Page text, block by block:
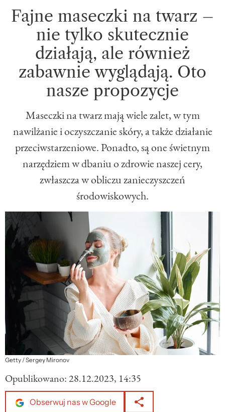
Fajne maseczki na twarz –
nie tylko skutecznie
działają, ale również
zabawnie wyglądają. Oto
nasze propozycje
Maseczki na twarz mają wiele zalet, w tym
nawilżanie i oczyszczanie skóry, a także działanie
przeciwstarzeniowe. Ponadto, są one świetnym
narzędziem w dbaniu o zdrowie naszej cery,
zwłaszcza w obliczu zanieczyszczeń
środowiskowych.
Getty / Sergey Mironov
Opublikowano:28.12.2023, 14:35
Obserwuj nas w Google